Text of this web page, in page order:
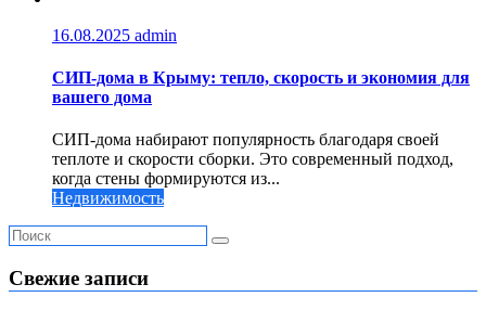
16.08.2025 admin
СИП-дома в Крыму: тепло, скорость и экономия для
вашего дома
СИП-дома набирают популярность благодаря своей
теплоте и скорости сборки. Это современный подход,
когда стены формируются из...
Недвижимость
Свежие записи